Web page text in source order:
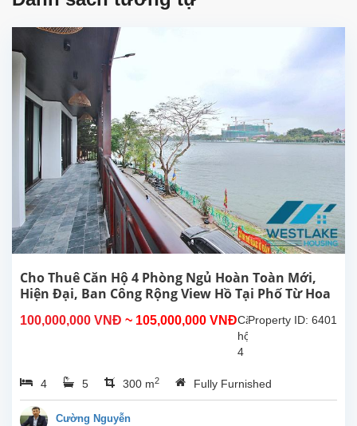
Cho Thuê Căn Hộ 4 Phòng Ngủ Hoàn Toàn Mới,
Hiện Đại, Ban Công Rộng View Hồ Tại Phố Từ Hoa
100,000,000 VNĐ ~ 105,000,000 VNĐ Property ID: 6401
Căn
hộ
4
ngủ
hoàn
4 5 300 m2 Fully Furnished
Cường Nguyễn